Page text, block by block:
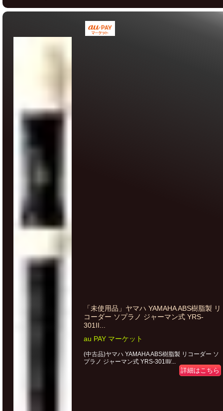
「未使用品」ヤマハ YAMAHA ABS樹脂製 リ
コーダー ソプラノ ジャーマン式 YRS-
301II...
au PAY マーケット
(中古品)ヤマハ YAMAHA ABS樹脂製 リコーダー ソ
プラノ ジャーマン式 YRS-301III/...
詳細はこちら